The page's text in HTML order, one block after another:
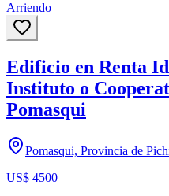
Arriendo
Edificio en Renta
Instituto o
Pomasqui
Pomasqui, Provincia de
US$ 4500